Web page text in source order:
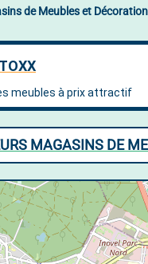
de Meubles et Décoration
MAGASINS DE